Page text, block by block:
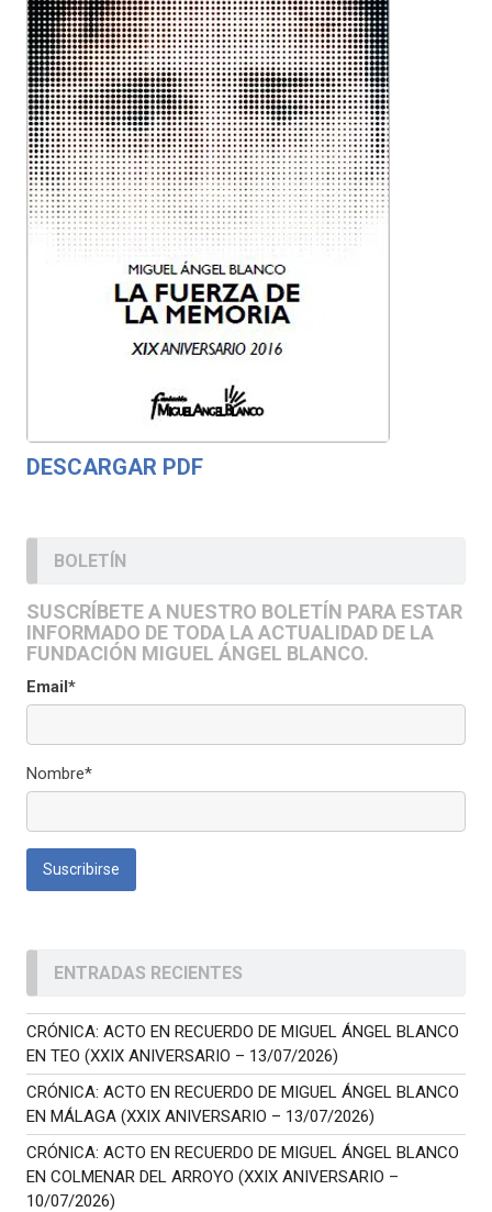
DESCARGAR PDF
BOLETÍN
SUSCRÍBETE A NUESTRO BOLETÍN PARA ESTAR
INFORMADO DE TODA LA ACTUALIDAD DE LA
FUNDACIÓN MIGUEL ÁNGEL BLANCO.
Email*
Nombre*
ENTRADAS RECIENTES
CRÓNICA: ACTO EN RECUERDO DE MIGUEL ÁNGEL BLANCO
EN TEO (XXIX ANIVERSARIO – 13/07/2026)
CRÓNICA: ACTO EN RECUERDO DE MIGUEL ÁNGEL BLANCO
EN MÁLAGA (XXIX ANIVERSARIO – 13/07/2026)
CRÓNICA: ACTO EN RECUERDO DE MIGUEL ÁNGEL BLANCO
EN COLMENAR DEL ARROYO (XXIX ANIVERSARIO –
10/07/2026)